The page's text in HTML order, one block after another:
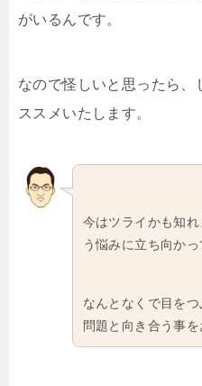
がいるんです。
なので怪しいと思ったら、
ススメいたします。
今はツライかも知
う悩みに立ち向かっ
なんとなくで目を
問題と向き合う事を